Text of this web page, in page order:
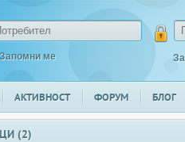
Запомни ме
АКТИВНОСТ ФОРУМ БЛОГ
(2)